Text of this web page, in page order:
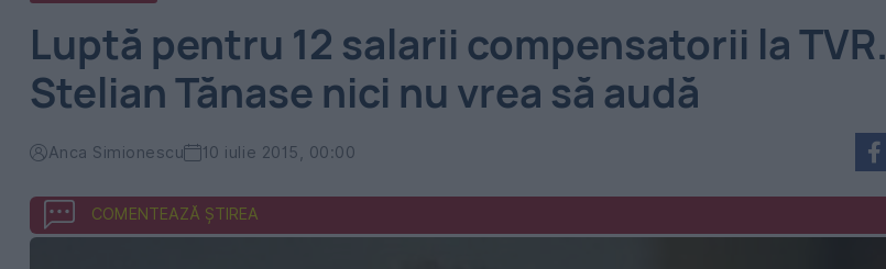
Luptă pentru 12 salarii compensatorii la TVR.
Stelian Tănase nici nu vrea să audă
Anca Simionescu 10 iulie 2015, 00:00
COMENTEAZĂ ȘTIREA